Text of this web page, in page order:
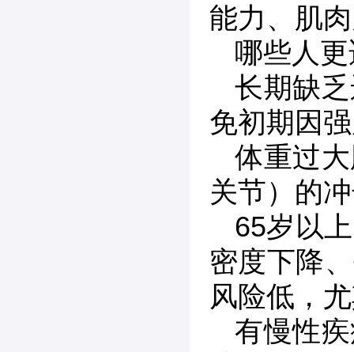
能力、肌
哪些人
长期缺
免初期因
体重过
关节）的
65岁以
密度下降
风险低，
有慢性